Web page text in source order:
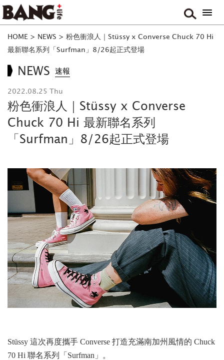
HOME > NEWS > 粉色衝浪人｜Stüssy x Converse Chuck 70 Hi
最新聯名系列「Surfman」8/26起正式登場
NEWS 速報
2022.08.25 Thu
粉色衝浪人｜Stüssy x Converse
Chuck 70 Hi 最新聯名系列
「Surfman」8/26起正式登場
Stüssy 這次再度攜手 Converse 打造充滿南加州風情的 Chuck
70 Hi 聯名系列「Surfman」。